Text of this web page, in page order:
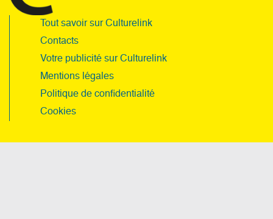
Tout savoir sur Culturelink
Contacts
Votre publicité sur Culturelink
Mentions légales
Politique de confidentialité
Cookies